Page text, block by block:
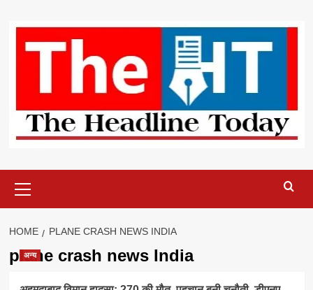
content
Menu
HOME PLANE CRASH NEWS INDIA
plane crash news India
अन्य